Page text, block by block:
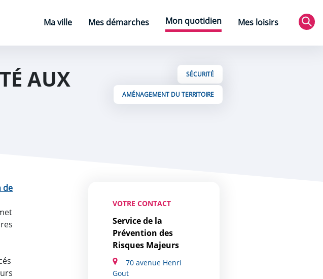
Ma ville
Mes démarches Mon quotidien
Mes loisirs
AUX
SÉCURITÉ
AMÉNAGEMENT DU TERRITOIRE
de
VOTRE CONTACT
Service de la
Prévention des
Risques Majeurs
70 avenue Henri
Gout